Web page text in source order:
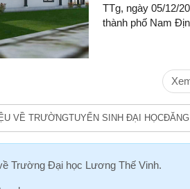
TTg, ngày 05/12/
thành phố Nam
VỀ TRƯỜNGTUYỂN SINH ĐẠI HỌC
Trường Đại học Lương Thế Vinh.